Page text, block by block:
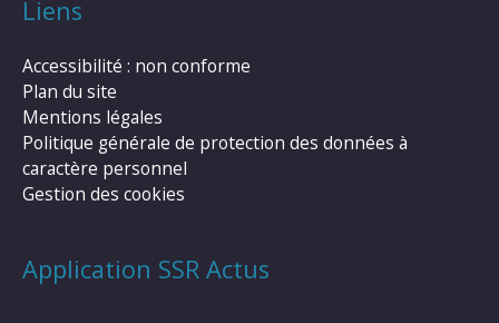
Liens
Accessibilité : non conforme
Plan du site
Mentions légales
Politique générale de protection des données à
caractère personnel
Gestion des cookies
Application SSR Actus